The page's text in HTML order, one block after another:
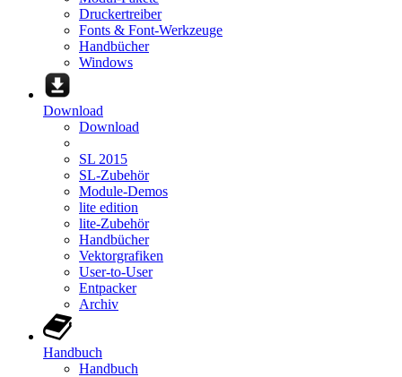
Druckertreiber
Fonts & Font-Werkzeuge
Handbücher
Windows
Download
Download
SL 2015
SL-Zubehör
Module-Demos
lite edition
lite-Zubehör
Handbücher
Vektorgrafiken
User-to-User
Entpacker
Archiv
Handbuch
Handbuch